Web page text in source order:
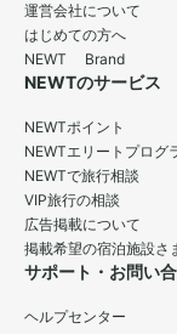
運営会社について
はじめての方へ
NEWT Brand
NEWTのサービス
NEWTポイント
NEWTエリートプログ
NEWTで旅行相談
VIP旅行の相談
広告掲載について
掲載希望の宿泊施設さ
サポート・お問い
ヘルプセンター